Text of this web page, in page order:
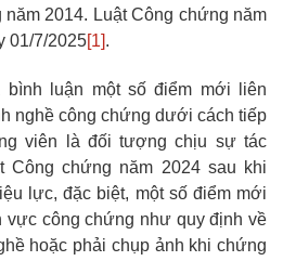
2014. Luật Công chứng năm
01/7/2025[1].
bình luận một số điểm mới liên
nghề công chứng dưới cách tiếp
viên là đối tượng chịu sự tác
Công chứng năm 2024 sau khi
lực, đặc biệt, một số điểm mới
vực công chứng như quy định về
hoặc phải chụp ảnh khi chứng